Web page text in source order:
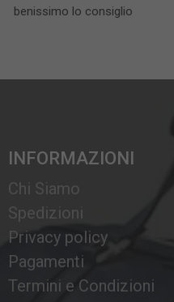
benissimo lo consiglio
INFORMAZIONI
Chi Siamo
Spedizioni
Privacy policy
Pagamenti
Termini e Condizioni